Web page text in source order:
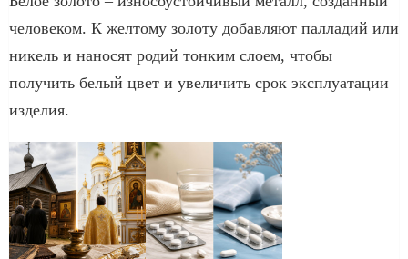
человеком. К желтому золоту добавляют палладий или
никель и наносят родий тонким слоем, чтобы
получить белый цвет и увеличить срок эксплуатации
изделия.